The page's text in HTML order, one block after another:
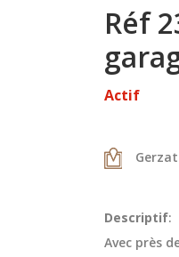
Réf
Actif
Gerzat
Descriptif:
Avec près